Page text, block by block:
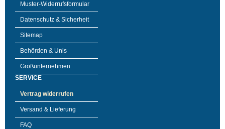
Muster-Widerrufsformular
Datenschutz & Sicherheit
Sitemap
Behörden & Unis
Großunternehmen
SERVICE
Vertrag widerrufen
Versand & Lieferung
FAQ